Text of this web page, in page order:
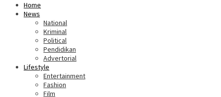
Home
News
National
Kriminal
Political
Pendidikan
Advertorial
Lifestyle
Entertainment
Fashion
Film